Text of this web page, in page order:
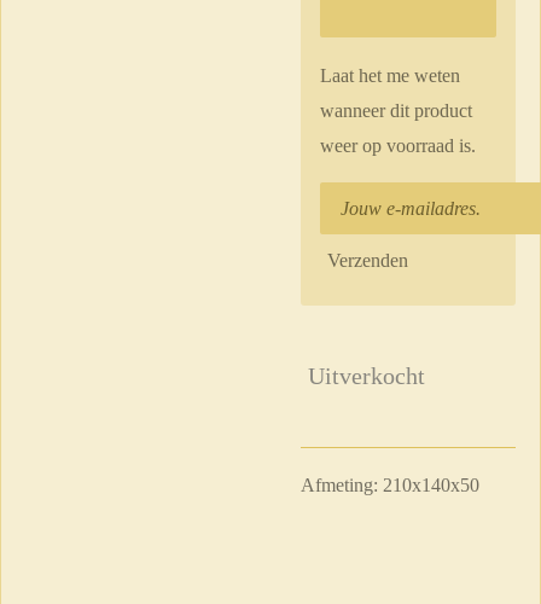
Laat het me weten
wanneer dit product
weer op voorraad is.
Verzenden
Uitverkocht
Afmeting: 210x140x50